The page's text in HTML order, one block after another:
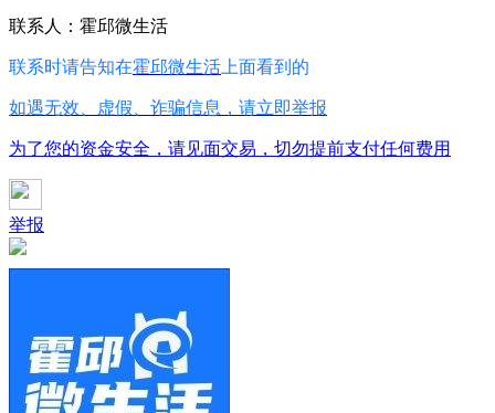
联系人：霍邱微生活
联系时请告知在霍邱微生活 上面看到的
如遇无效、虚假、诈骗信息，请立即举报
为了您的资金安全，请见面交易，切勿提前支付任何费用
举报